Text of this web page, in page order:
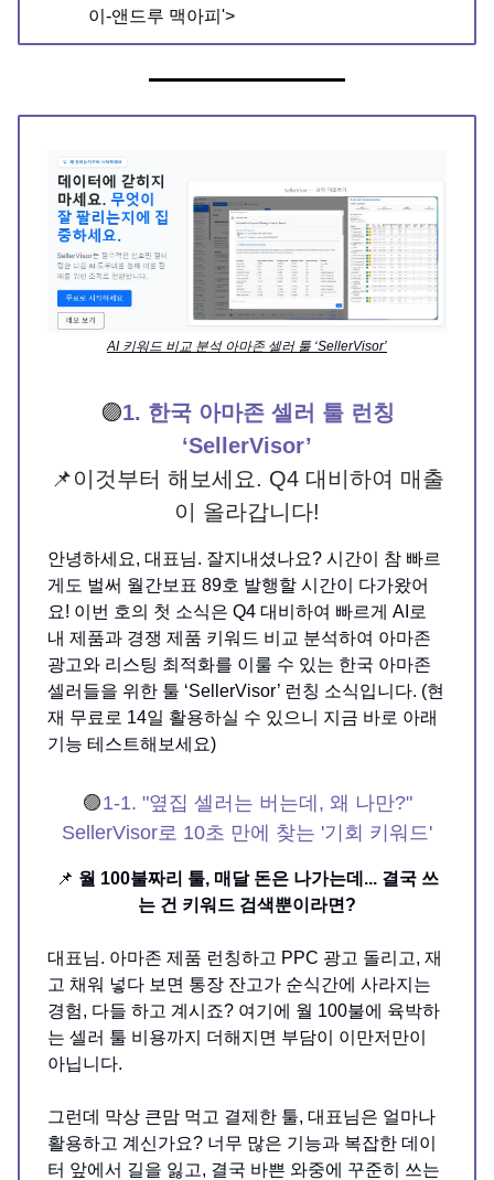
이-앤드루 맥아피'>
AI 키워드 비교 분석 아마존 셀러 툴 ‘SellerVisor’
🟣1. 한국 아마존 셀러 툴 런칭
‘SellerVisor’
📌이것부터 해보세요. Q4 대비하여 매출
이 올라갑니다!
안녕하세요, 대표님. 잘지내셨나요? 시간이 참 빠르
게도 벌써 월간보표 89호 발행할 시간이 다가왔어
요! 이번 호의 첫 소식은 Q4 대비하여 빠르게 AI로
내 제품과 경쟁 제품 키워드 비교 분석하여 아마존
광고와 리스팅 최적화를 이룰 수 있는 한국 아마존
셀러들을 위한 툴 ‘SellerVisor’ 런칭 소식입니다. (현
재 무료로 14일 활용하실 수 있으니 지금 바로 아래
기능 테스트해보세요)
🟣1-1. "옆집 셀러는 버는데, 왜 나만?"
SellerVisor로 10초 만에 찾는 '기회 키워드'
📌 월 100불짜리 툴, 매달 돈은 나가는데... 결국 쓰
는 건 키워드 검색뿐이라면?
대표님. 아마존 제품 런칭하고 PPC 광고 돌리고, 재
고 채워 넣다 보면 통장 잔고가 순식간에 사라지는
경험, 다들 하고 계시죠? 여기에 월 100불에 육박하
는 셀러 툴 비용까지 더해지면 부담이 이만저만이
아닙니다.
그런데 막상 큰맘 먹고 결제한 툴, 대표님은 얼마나
활용하고 계신가요? 너무 많은 기능과 복잡한 데이
터 앞에서 길을 잃고, 결국 바쁜 와중에 꾸준히 쓰는